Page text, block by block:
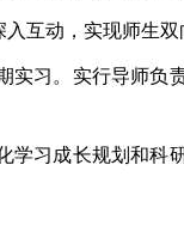
互动，实现师生双
实习。实行导师负
学习成长规划和科